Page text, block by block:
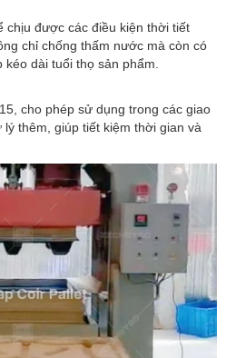
được các điều kiện thời tiết
chỉ chống thấm nước mà còn có
dài tuổi thọ sản phẩm.
cho phép sử dụng trong các giao
thêm, giúp tiết kiệm thời gian và